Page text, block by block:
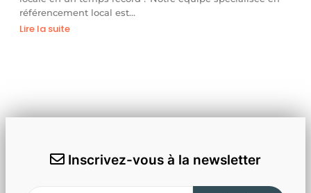
référencement local est…
Lire la suite
Inscrivez-vous à la newsletter